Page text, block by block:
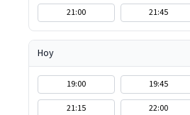
21:00 21:45
Hoy
19:00 19:45
21:15
22:00